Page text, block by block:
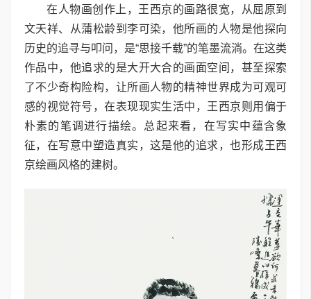
在人物画创作上，王西京的画路很宽，从屈原到
文天祥、从蒲松龄到李可染，他所画的人物是他探向
历史的追寻与叩问，是“思接千载”的笔墨流淌。在这类
作品中，他追求的是大开大合的画面空间，甚至探索
了不少奇构险构，让所画人物的精神世界成为可观可
感的视觉符号，在表现现实生活中，王西京则用偏于
朴素的笔调进行描绘。总起来看，在写实中蕴含象
征，在写意中塑造真实，这是他的追求，也形成王西
京绘画风格的建树。